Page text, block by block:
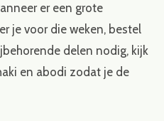
er een grote
je voor die weken, bestel
delen nodig, kijk
en abodi zodat je de